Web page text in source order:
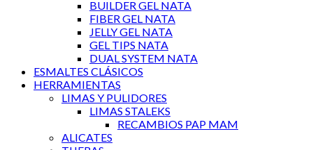
BUILDER GEL NATA
FIBER GEL NATA
JELLY GEL NATA
GEL TIPS NATA
DUAL SYSTEM NATA
ESMALTES CLÁSICOS
HERRAMIENTAS
LIMAS Y PULIDORES
LIMAS STALEKS
RECAMBIOS PAP MAM
ALICATES